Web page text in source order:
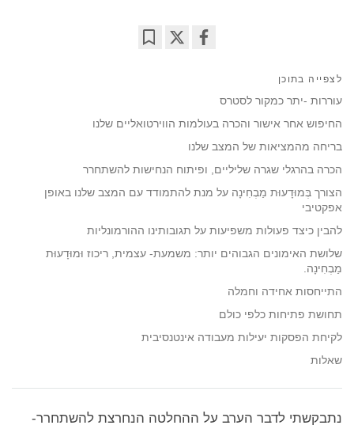
לצפייה בתוכן
עוררות -יתר כמקור לסטרס
החיפוש אחר אישור והכרה בעולמות הווירטואליים שלנו
בריחה מהמציאות של המצב שלנו
הכרה בהרגלי שגרה שליליים, ופיתוח הנחישות להשתחרר
הצורך בְּמוּדָעוּת מַבְחִינָה על מנת להתמודד עם המצב שלנו באופן
אפקטיבי
להבין כיצד פעולות משפיעות על תגובותינו ההורמונליות
שלושת האימונים הגבוהים יותר: משמעת- עצמית, ריכוז וּמוּדָעוּת
מַבְחִינָה.
התייחסות אחידה וחמלה
תחושת פתיחות כלפי כולם
לקיחת הפסקות יעילות מעבודה אינטנסיבית
שאלות
נתבקשתי לדבר הערב על ההחלטה הנחרצת להשתחרר-